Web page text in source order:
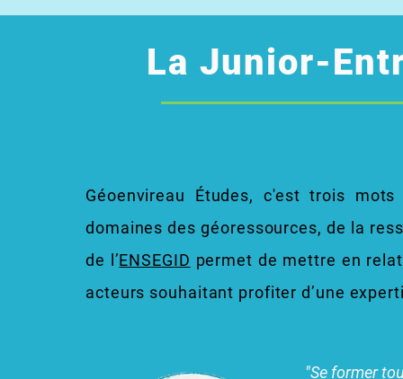
La Junior-
Géoenvireau Études, c'est trois
domaines des géoressources, de la
de l’ENSEGID permet de mettre en
acteurs souhaitant profiter d’une
"Se former